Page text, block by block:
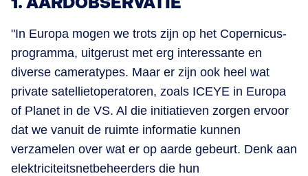
"In Europa mogen we trots zijn op het Copernicus-
programma, uitgerust met erg interessante en
diverse cameratypes. Maar er zijn ook heel wat
private satellietoperatoren, zoals ICEYE in Europa
of Planet in de VS. Al die initiatieven zorgen ervoor
dat we vanuit de ruimte informatie kunnen
verzamelen over wat er op aarde gebeurt. Denk aan
elektriciteitsnetbeheerders die hun